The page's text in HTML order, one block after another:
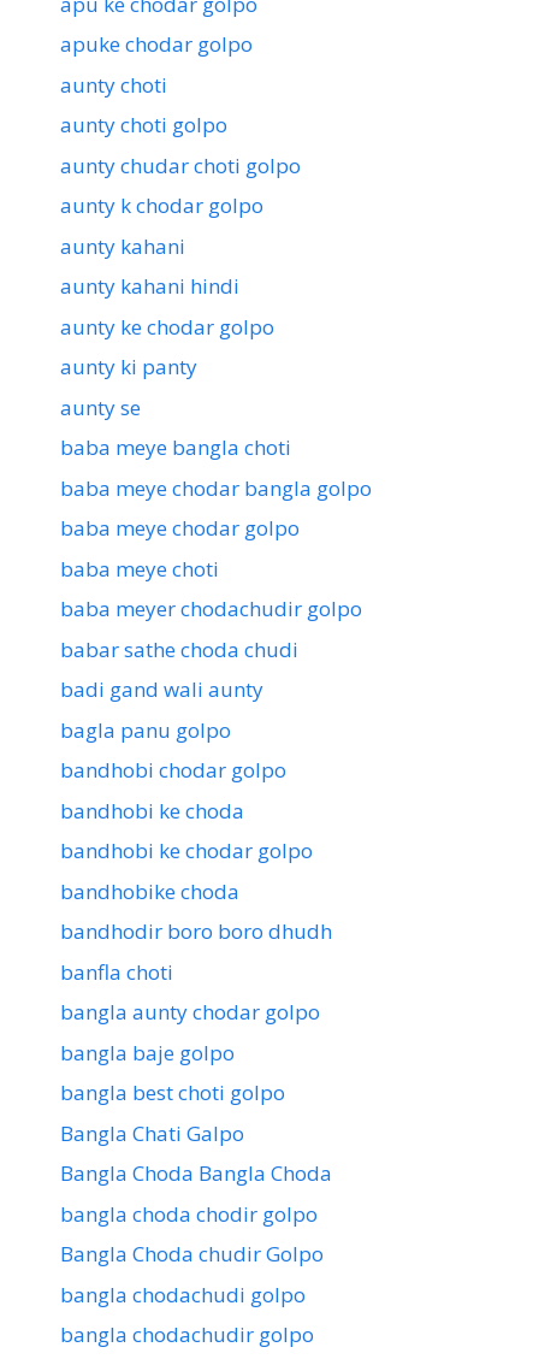
apuke chodar golpo
aunty choti
aunty choti golpo
aunty chudar choti golpo
aunty k chodar golpo
aunty kahani
aunty kahani hindi
aunty ke chodar golpo
aunty ki panty
aunty se
baba meye bangla choti
baba meye chodar bangla golpo
baba meye chodar golpo
baba meye choti
baba meyer chodachudir golpo
babar sathe choda chudi
badi gand wali aunty
bagla panu golpo
bandhobi chodar golpo
bandhobi ke choda
bandhobi ke chodar golpo
bandhobike choda
bandhodir boro boro dhudh
banfla choti
bangla aunty chodar golpo
bangla baje golpo
bangla best choti golpo
Bangla Chati Galpo
Bangla Choda Bangla Choda
bangla choda chodir golpo
Bangla Choda chudir Golpo
bangla chodachudi golpo
bangla chodachudir golpo